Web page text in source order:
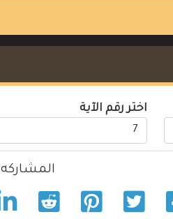
اختر رقم الآية
المشاركه